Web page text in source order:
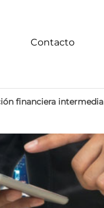
Contacto
financiera intermedia